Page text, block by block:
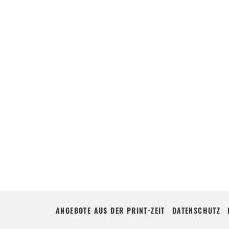
ANGEBOTE AUS DER PRINT-ZEIT DATENSCHUTZ